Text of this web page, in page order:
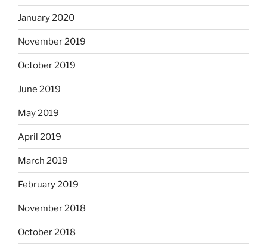
January 2020
November 2019
October 2019
June 2019
May 2019
April 2019
March 2019
February 2019
November 2018
October 2018